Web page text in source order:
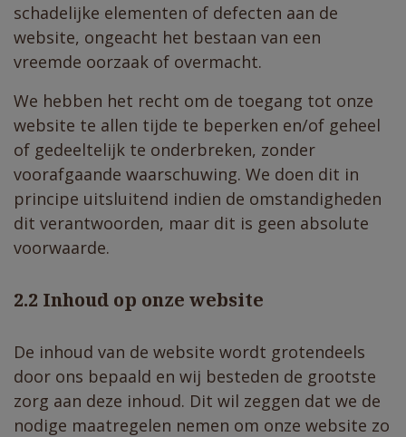
schadelijke elementen of defecten aan de
website, ongeacht het bestaan van een
vreemde oorzaak of overmacht.
We hebben het recht om de toegang tot onze
website te allen tijde te beperken en/of geheel
of gedeeltelijk te onderbreken, zonder
voorafgaande waarschuwing. We doen dit in
principe uitsluitend indien de omstandigheden
dit verantwoorden, maar dit is geen absolute
voorwaarde.
​2.2 Inhoud op onze website
De inhoud van de website wordt grotendeels
door ons bepaald en wij besteden de grootste
zorg aan deze inhoud. Dit wil zeggen dat we de
nodige maatregelen nemen om onze website zo